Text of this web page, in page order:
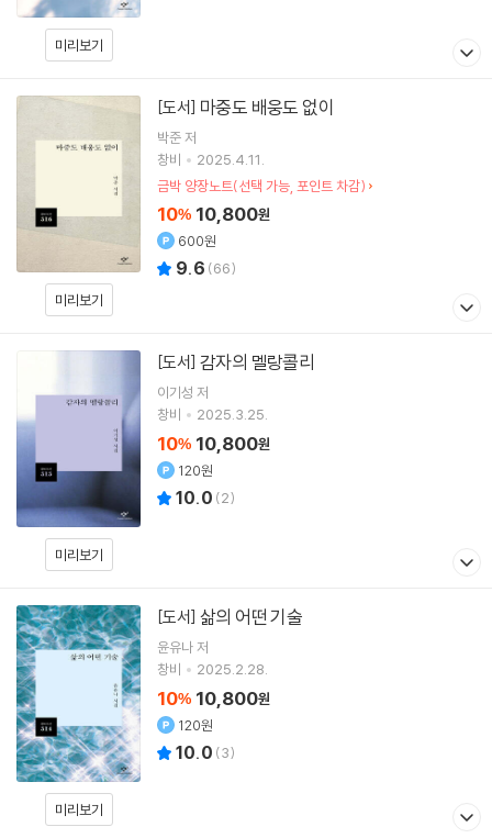
미리보기
미리보기
[도서] 마중도 배웅도 없이
박준저
창비
2025.4.11.
금박 양장노트(선택 가능, 포인트 차감)
10% 10,800원
600원
9.6 (66)
미리보기
[도서] 감자의 멜랑콜리
이기성 저
창비
2025.3.25.
10% 10,800원
120원
10.0 (2)
미리보기
[도서] 삶의 어떤 기술
윤유나저
창비
2025.2.28.
10% 10,800원
120원
10.0 (3)